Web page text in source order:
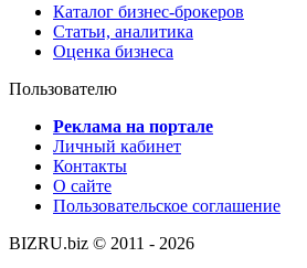
Каталог бизнес-брокеров
Статьи, аналитика
Оценка бизнеса
Пользователю
Реклама на портале
Личный кабинет
Контакты
О сайте
Пользовательское соглашение
BIZRU.biz © 2011 - 2026